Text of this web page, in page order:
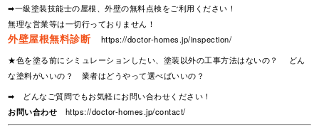
➡一級塗装技能士の屋根、外壁の無料点検をご利用ください！
無理な営業等は一切行っておりません！
外壁屋根無料診断
https://doctor-homes.jp/inspection/
★色を塗る前にシミュレーションしたい、塗装以外の工事方法はないの？ どん
な塗料がいいの？ 業者はどうやって選べばいいの？
➡ どんなご質問でもお気軽にお問い合わせください！
お問い合わせ
https://doctor-homes.jp/contact/